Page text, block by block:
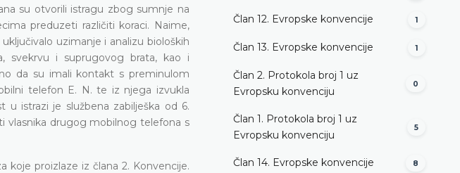
su otvorili istragu zbog sumnje na
preduzeti različiti koraci. Naime,
uzimanje i analizu bioloških
svekrvu i suprugovog brata, kao i
da su imali kontakt s preminulom
telefon E. N. te iz njega izvukla
istrazi je službena zabilješka od 6.
vlasnika drugog mobilnog telefona s
koje proizlaze iz člana 2. Konvencije.
Član 12. Evropske konvencije 1
Član 13. Evropske konvencije 1
Član 2. Protokola broj 1 uz
Evropsku konvenciju
0
Član 1. Protokola broj 1 uz
Evropsku konvenciju
5
Član 14. Evropske konvencije 8